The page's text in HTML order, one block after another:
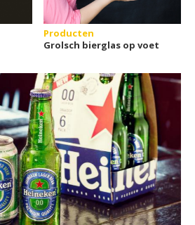
Producten
Grolsch bierglas op voet